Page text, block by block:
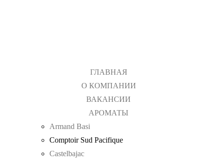
ГЛАВНАЯ
О КОМПАНИИ
ВАКАНСИИ
АРОМАТЫ
Armand Basi
Comptoir Sud Pacifique
Castelbajac